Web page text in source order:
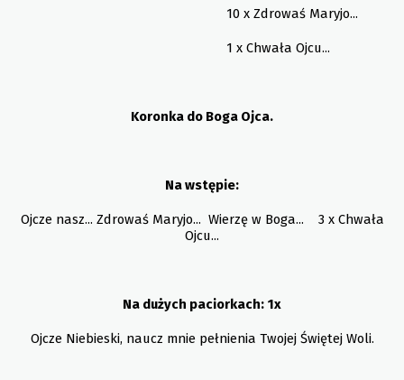
10 x Zdrowaś Maryjo...
1 x Chwała Ojcu...
Koronka do Boga Ojca.
Na wstępie:
Ojcze nasz... Zdrowaś Maryjo... Wierzę w Boga... 3 x Chwała
Ojcu...
Na dużych paciorkach: 1x
Ojcze Niebieski, naucz mnie pełnienia Twojej Świętej Woli.